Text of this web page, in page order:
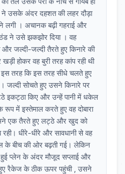
ने उसके अंदर दहशत की लहर दौड़ा
लगी । अचानक बढ़ी गहराई और
ठंड ने उसे झकझोर दिया । वह
और जल्दी-जल्दी तैरते हुए किनारे की
होकर वह बुरी तरह कांप रही थी
तरह कि इस तरह सीधे चलते हुए
जल्दी सोचते हुए उसने किनारे पर
इकट्ठा किए और उन्हें पानी में धकेल
रूप में इस्तेमाल करते हुए वह दोबारा
एक तैरते हुए लट्ठे और खुद को
रही। धीरे-धीरे और सावधानी से वह
बीच की ओर बढ़ती गई। लेकिन
हुई प्लेन के अंदर मौजूद सप्लाई और
रैकेज के ठीक ऊपर पहुंची , उसने